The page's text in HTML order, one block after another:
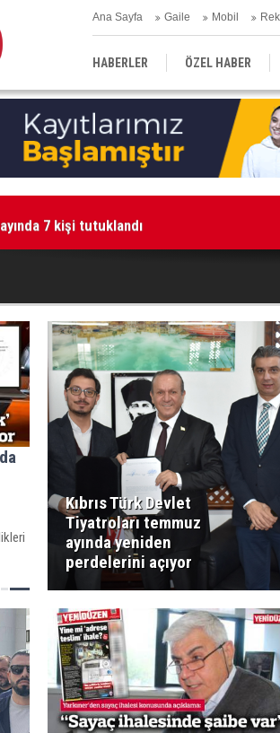
Ana Sayfa Gaile Mobil
HABERLER ÖZEL HABER
EĞİTİM YEREL YÖNETİM
7 kişi tutuklandı
Kıbrıs Türk Devlet
Tiyatroları temmuz
ayında yeniden
perdelerini açıyor